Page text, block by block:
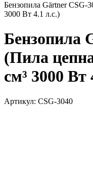
Бензопила Gärtner CSG-
3000 Вт 4.1 л.с.)
Бензопила
(Пила
см³ 3000 Вт
Артикул: CSG-3040